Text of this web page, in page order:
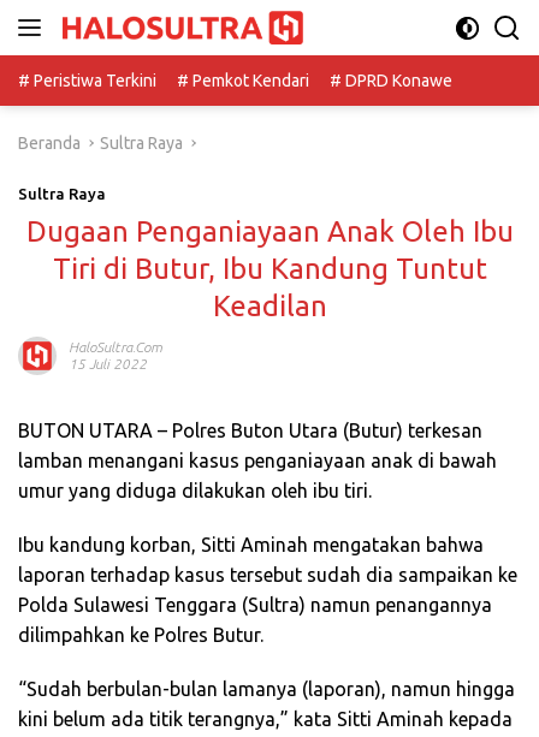
# Peristiwa Terkini
# Pemkot Kendari # DPRD Konawe
Beranda Sultra Raya
Sultra Raya
Dugaan Penganiayaan Anak Oleh Ibu
Tiri di Butur, Ibu Kandung Tuntut
Keadilan
HaloSultra.com
15 Juli 2022
BUTON UTARA – Polres Buton Utara (Butur) terkesan
lamban menangani kasus penganiayaan anak di bawah
umur yang diduga dilakukan oleh ibu tiri.
Ibu kandung korban, Sitti Aminah mengatakan bahwa
laporan terhadap kasus tersebut sudah dia sampaikan ke
Polda Sulawesi Tenggara (Sultra) namun penangannya
dilimpahkan ke Polres Butur.
“Sudah berbulan-bulan lamanya (laporan), namun hingga
kini belum ada titik terangnya,” kata Sitti Aminah kepada